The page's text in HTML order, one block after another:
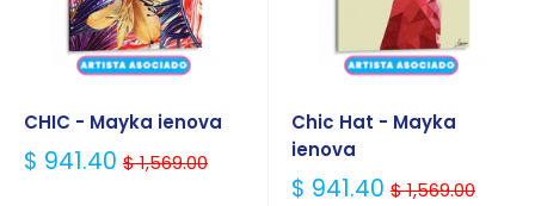
CHIC - Mayka ienova
Precio
$ 941.40 $ 1,569.00
Chic Hat - Mayka
ienova
Precio
$ 941.40 $ 1,569.00